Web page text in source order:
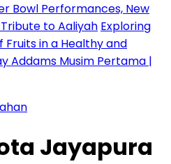
Bowl Performances, New
to Aaliyah Exploring
in a Healthy and
Addams Musim Pertama |
Jayapura